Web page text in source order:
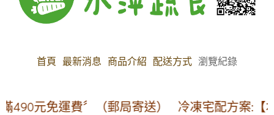
首頁 最新消息 商品介紹 配送方式 瀏覽紀錄
元免運費〞（郵局寄送） 冷凍宅配方案:【本